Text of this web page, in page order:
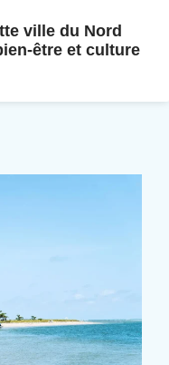
ville du Nord
être et culture